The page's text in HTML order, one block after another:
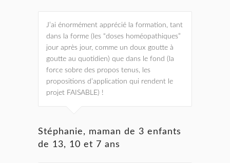
J’ai énormément apprécié la formation, tant
dans la forme (les “doses homéopathiques”
jour après jour, comme un doux goutte à
goutte au quotidien) que dans le fond (la
force sobre des propos tenus, les
propositions d’application qui rendent le
projet FAISABLE) !
Stéphanie, maman de 3 enfants
de 13, 10 et 7 ans